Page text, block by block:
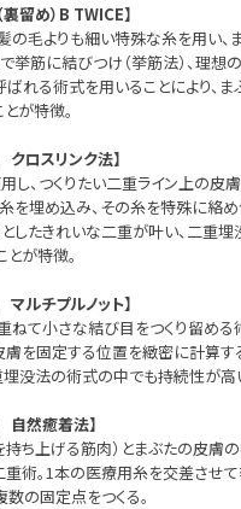
裏留め）B TWICE】
の⽑よりも細い特殊な⽷を用い、
挙筋に結びつけ（挙筋法）、理想
ばれる術式を用いることにより、
が特徴。
ロスリンク法】
し、つくりたい二重ライン上の皮
を埋め込み、その糸を特殊に絡
としたきれいな二重が叶い、二重
が特徴。
ルチプルノット】
ねて小さな結び目をつくり留める
膚を固定する位置を緻密に計算す
埋没法の術式の中でも持続性が高
然癒着法】
持ち上げる筋肉）とまぶたの皮膚
重術。1本の医療用糸を交差させ
数の固定点をつくる。